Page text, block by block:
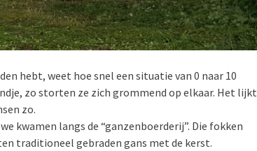
hebt, weet hoe snel een situatie van 0 naar 10
zo storten ze zich grommend op elkaar. Het lijkt
zo.
kwamen langs de “ganzenboerderij”. Die fokken
traditioneel gebraden gans met de kerst.